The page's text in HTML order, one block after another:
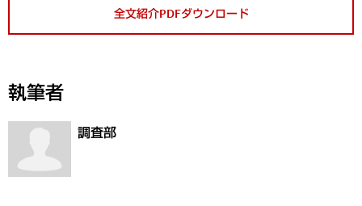
全文紹介PDFダウンロード
執筆者
調査部